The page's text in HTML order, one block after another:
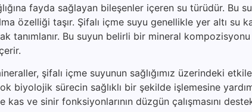
fayda sağlayan bileşenler içeren su türüdür. Bu
özelliği taşır. Şifalı içme suyu genellikle yer altı su
tanımlanır. Bu suyun belirli bir mineral kompozisyonu
şifalı içme suyunun sağlığımız üzerindeki
sürecin sağlıklı bir şekilde işlemesine
ve sinir fonksiyonlarının düzgün çalışmasını